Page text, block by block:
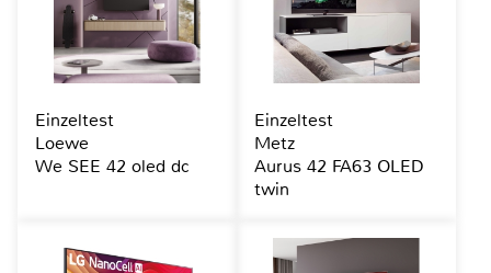
Einzeltest
Loewe
We SEE 42 oled dc
Einzeltest
Metz
Aurus 42 FA63 OLED
twin